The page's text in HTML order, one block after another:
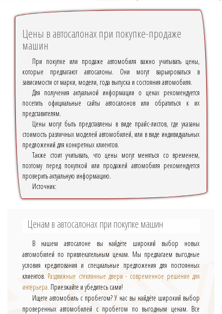
Цены в автосалонах при покупке-продаже
машин
При покупке или продаже автомобиля важно учитывать цены,
которые предлагают автосалоны. Они могут варьироваться в
зависимости от марки, модели, года выпуска и состояния автомобиля.
Для получения актуальной информации о ценах рекомендуется
посетить официальные сайты автосалонов или обратиться к их
представителям.
Цены могут быть представлены в виде прайс-листов, где указаны
стоимость различных моделей автомобилей, или в виде индивидуальных
предложений для конкретных клиентов.
Также стоит учитывать, что цены могут меняться со временем,
поэтому перед покупкой или продажей автомобиля рекомендуется
проверить актуальную информацию.
Источник:
Ценам в автосалонах при покупке машин
В нашем автосалоне вы найдёте широкий выбор новых
автомобилей по привлекательным ценам. Мы предлагаем выгодные
условия кредитования и специальные предложения для постоянных
клиентов. Раздвижные стеклянные двери - современное решение для
интерьера. Приезжайте и убедитесь сами!
Ищете автомобиль с пробегом? У нас вы найдёте широкий выбор
проверенных автомобилей с пробегом по выгодным ценам. Все